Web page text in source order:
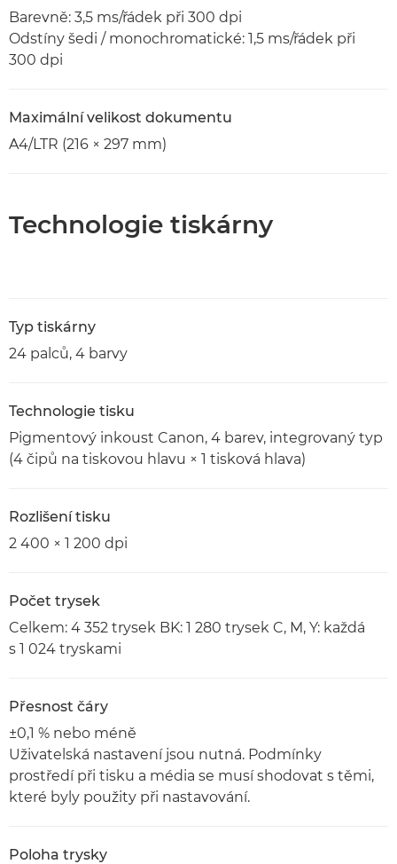
Barevně: 3,5 ms/řádek při 300 dpi
Odstíny šedi / monochromatické: 1,5 ms/řádek při
300 dpi
Maximální velikost dokumentu
A4/LTR (216 × 297 mm)
Technologie tiskárny
Typ tiskárny
24 palců, 4 barvy
Technologie tisku
Pigmentový inkoust Canon, 4 barev, integrovaný typ
(4 čipů na tiskovou hlavu × 1 tisková hlava)
Rozlišení tisku
2 400 × 1 200 dpi
Počet trysek
Celkem: 4 352 trysek BK: 1 280 trysek C, M, Y: každá
s 1 024 tryskami
Přesnost čáry
±0,1 % nebo méně
Uživatelská nastavení jsou nutná. Podmínky
prostředí při tisku a média se musí shodovat s těmi,
které byly použity při nastavování.
Poloha trysky